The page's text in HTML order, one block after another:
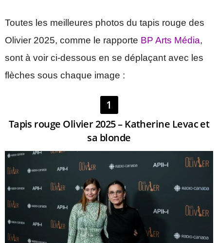
Toutes les meilleures photos du tapis rouge des
Olivier 2025, comme le rapporte BP Arts Média,
sont à voir ci-dessous en se déplaçant avec les
flèches sous chaque image :
1
Tapis rouge Olivier 2025 – Katherine Levac et
sa blonde